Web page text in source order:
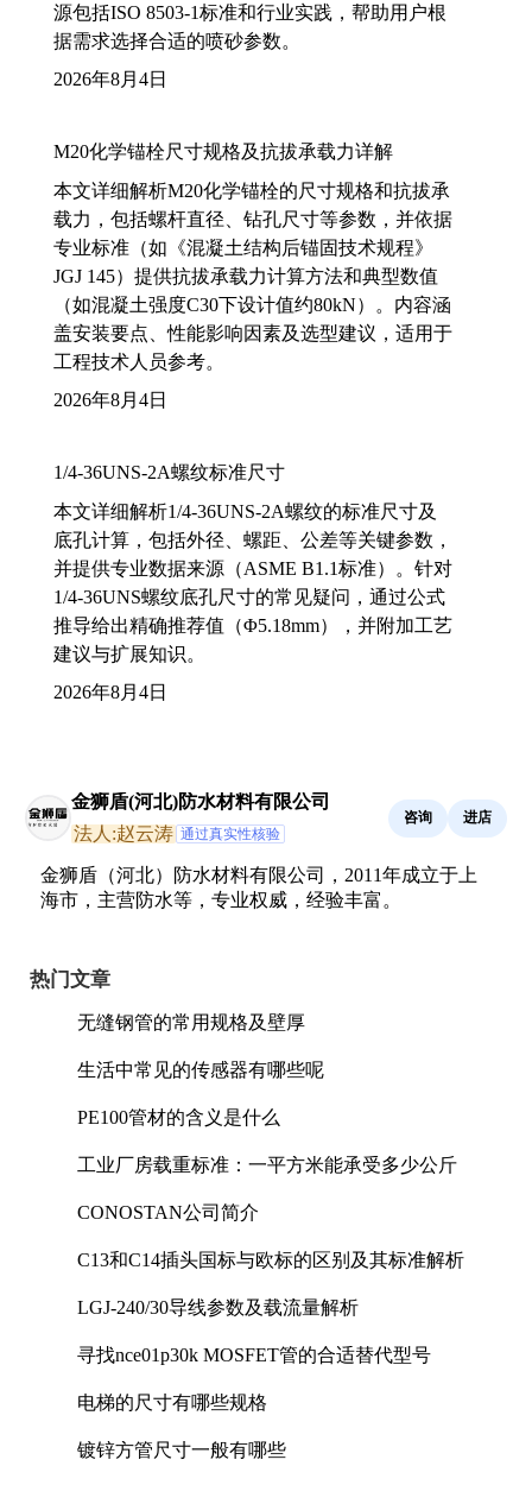
源包括ISO 8503-1标准和行业实践，帮助用户根
据需求选择合适的喷砂参数。
2026年8月4日
M20化学锚栓尺寸规格及抗拔承载力详解
本文详细解析M20化学锚栓的尺寸规格和抗拔承
载力，包括螺杆直径、钻孔尺寸等参数，并依据
专业标准（如《混凝土结构后锚固技术规程》
JGJ 145）提供抗拔承载力计算方法和典型数值
（如混凝土强度C30下设计值约80kN）。内容涵
盖安装要点、性能影响因素及选型建议，适用于
工程技术人员参考。
2026年8月4日
1/4-36UNS-2A螺纹标准尺寸
本文详细解析1/4-36UNS-2A螺纹的标准尺寸及
底孔计算，包括外径、螺距、公差等关键参数，
并提供专业数据来源（ASME B1.1标准）。针对
1/4-36UNS螺纹底孔尺寸的常见疑问，通过公式
推导给出精确推荐值（Φ5.18mm），并附加工艺
建议与扩展知识。
2026年8月4日
金狮盾(河北)防水材料有限公司
法人:赵云涛 通过真实性核验
咨询 进店
金狮盾（河北）防水材料有限公司，2011年成立于上
海市，主营防水等，专业权威，经验丰富。
热门文章
无缝钢管的常用规格及壁厚
生活中常见的传感器有哪些呢
PE100管材的含义是什么
工业厂房载重标准：一平方米能承受多少公斤
CONOSTAN公司简介
C13和C14插头国标与欧标的区别及其标准解析
LGJ-240/30导线参数及载流量解析
寻找nce01p30k MOSFET管的合适替代型号
电梯的尺寸有哪些规格
镀锌方管尺寸一般有哪些